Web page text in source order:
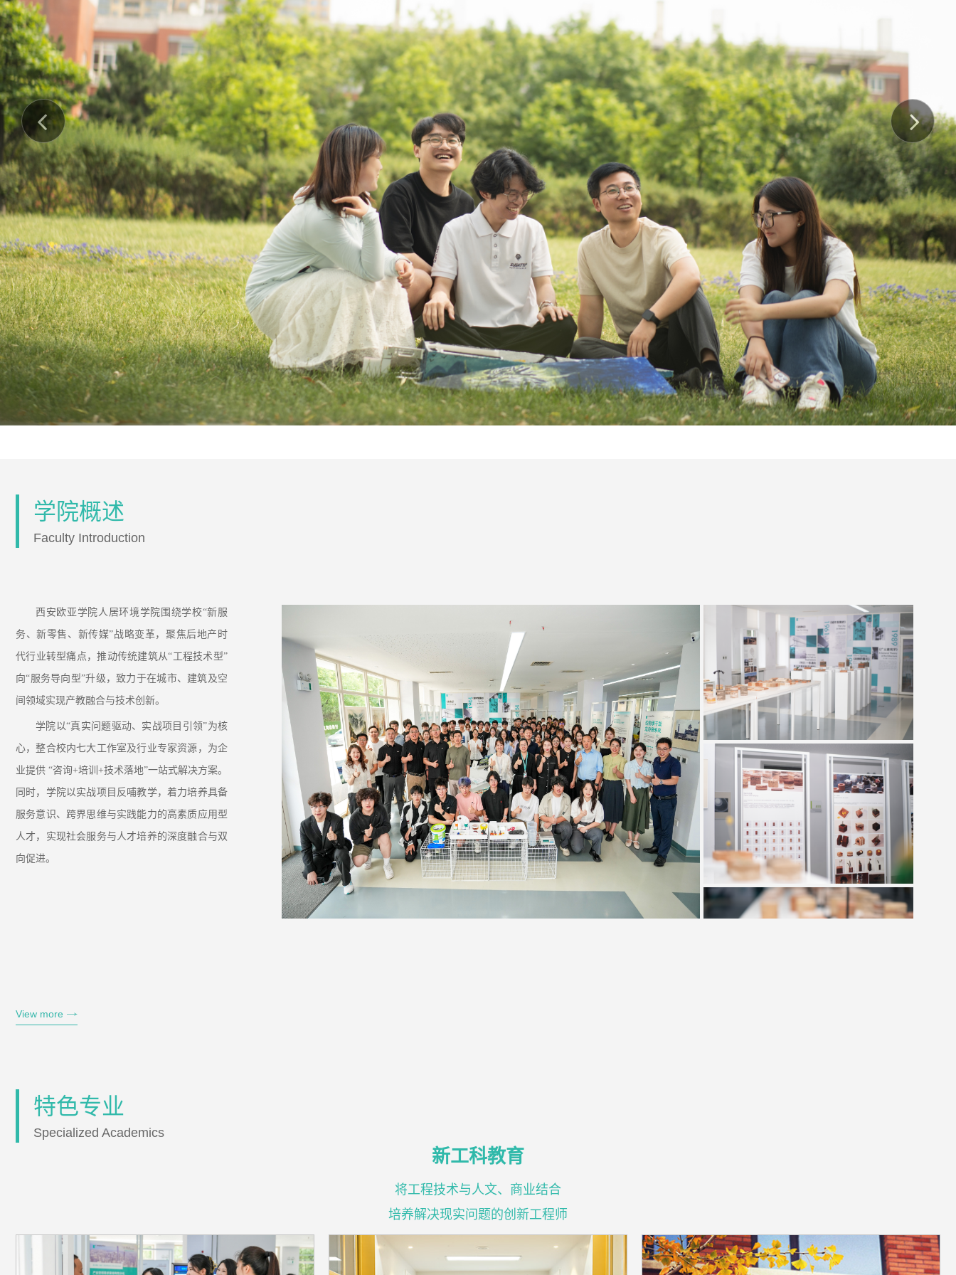
学院概述
Faculty Introduction
西安欧亚学院人居环境学院围绕学校“新服
务、新零售、新传媒”战略变革，聚焦后地产时
代行业转型痛点，推动传统建筑从“工程技术型”
向“服务导向型”升级，致力于在城市、建筑及空
间领域实现产教融合与技术创新。
学院以“真实问题驱动、实战项目引领”为核
心，整合校内七大工作室及行业专家资源，为企
业提供 “咨询+培训+技术落地”一站式解决方案。
同时，学院以实战项目反哺教学，着力培养具备
服务意识、跨界思维与实践能力的高素质应用型
人才，实现社会服务与人才培养的深度融合与双
向促进。
View more
特色专业
Specialized Academics
新工科教育
将工程技术与人文、商业结合
培养解决现实问题的创新工程师